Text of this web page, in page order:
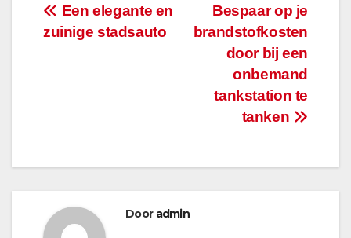
Bericht
navigatie
Bespaar op je
brandstofkosten
door bij een
onbemand
tankstation te
tanken
Een elegante en
zuinige stadsauto
Door admin